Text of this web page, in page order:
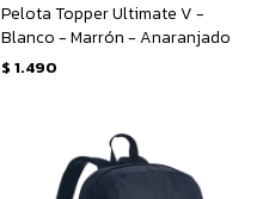
Pelota Topper Ultimate V -
Blanco - Marrón - Anaranjado
$ 1.490